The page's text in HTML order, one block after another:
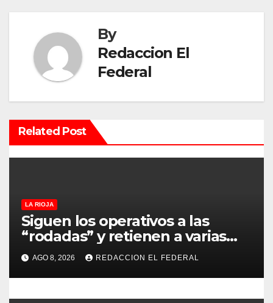
c
ó
n
d
e
n
t
r
By
Redaccion El
Federal
Related Post
LA RIOJA
Siguen los operativos a las
“rodadas” y retienen a varias
motocicletas
AGO 8, 2026 REDACCION EL FEDERAL